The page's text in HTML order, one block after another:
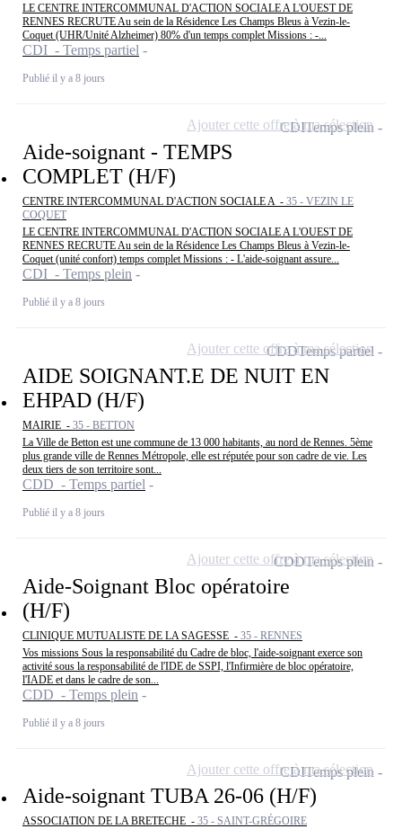
LE CENTRE INTERCOMMUNAL D'ACTION SOCIALE A L'OUEST DE
RENNES RECRUTE Au sein de la Résidence Les Champs Bleus à Vezin-le-
Coquet (UHR/Unité Alzheimer) 80% d'un temps complet Missions : -...
CDI - Temps partiel
Publié il y a 8 jours
Aide-soignant - TEMPS
COMPLET (H/F)
CENTRE INTERCOMMUNAL D'ACTION SOCIALE A - 35 - VEZIN LE
COQUET
LE CENTRE INTERCOMMUNAL D'ACTION SOCIALE A L'OUEST DE
RENNES RECRUTE Au sein de la Résidence Les Champs Bleus à Vezin-le-
Coquet (unité confort) temps complet Missions : - L'aide-soignant assure...
CDI - Temps plein
Publié il y a 8 jours
CDITemps plein
Ajouter cette offre à ma sélection
AIDE SOIGNANT.E DE NUIT EN
EHPAD (H/F)
MAIRIE - 35 - BETTON
La Ville de Betton est une commune de 13 000 habitants, au nord de Rennes. 5ème
plus grande ville de Rennes Métropole, elle est réputée pour son cadre de vie. Les
deux tiers de son territoire sont...
CDD - Temps partiel
Publié il y a 8 jours
CDDTemps partiel
Ajouter cette offre à ma sélection
Aide-Soignant Bloc opératoire
(H/F)
CLINIQUE MUTUALISTE DE LA SAGESSE - 35 - RENNES
Vos missions Sous la responsabilité du Cadre de bloc, l'aide-soignant exerce son
activité sous la responsabilité de l'IDE de SSPI, l'Infirmière de bloc opératoire,
l'IADE et dans le cadre de son...
CDD - Temps plein
Publié il y a 8 jours
CDDTemps plein
Ajouter cette offre à ma sélection
Aide-soignant TUBA 26-06 (H/F)
ASSOCIATION DE LA BRETECHE - 35 - SAINT-GRÉGOIRE
CDITemps plein
Ajouter cette offre à ma sélection